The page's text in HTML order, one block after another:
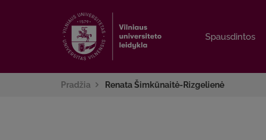
Spausdintos
Spausdintos
Pradžia Renata Šimkūnaitė-Rizgelienė